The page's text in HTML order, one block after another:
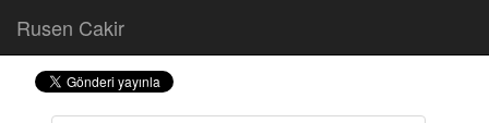
Rusen Cakir